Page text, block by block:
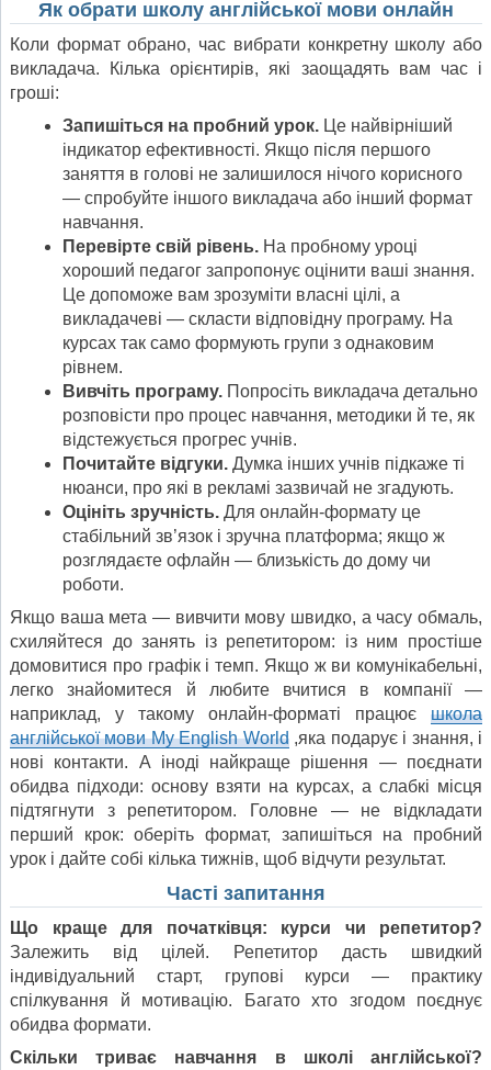
Як обрати школу англійської мови онлайн
Коли формат обрано, час вибрати конкретну школу або
викладача. Кілька орієнтирів, які заощадять вам час і
гроші:
Запишіться на пробний урок. Це найвірніший
індикатор ефективності. Якщо після першого
заняття в голові не залишилося нічого корисного
— спробуйте іншого викладача або інший формат
навчання.
Перевірте свій рівень. На пробному уроці
хороший педагог запропонує оцінити ваші знання.
Це допоможе вам зрозуміти власні цілі, а
викладачеві — скласти відповідну програму. На
курсах так само формують групи з однаковим
рівнем.
Вивчіть програму. Попросіть викладача детально
розповісти про процес навчання, методики й те, як
відстежується прогрес учнів.
Почитайте відгуки. Думка інших учнів підкаже ті
нюанси, про які в рекламі зазвичай не згадують.
Оцініть зручність. Для онлайн-формату це
стабільний зв’язок і зручна платформа; якщо ж
розглядаєте офлайн — близькість до дому чи
роботи.
Якщо ваша мета — вивчити мову швидко, а часу обмаль,
схиляйтеся до занять із репетитором: із ним простіше
домовитися про графік і темп. Якщо ж ви комунікабельні,
легко знайомитеся й любите вчитися в компанії —
наприклад, у такому онлайн-форматі працює школа
англійської мови My English World,яка подарує і знання, і
нові контакти. А іноді найкраще рішення — поєднати
обидва підходи: основу взяти на курсах, а слабкі місця
підтягнути з репетитором. Головне — не відкладати
перший крок: оберіть формат, запишіться на пробний
урок і дайте собі кілька тижнів, щоб відчути результат.
Часті запитання
Що краще для початківця: курси чи репетитор?
Залежить від цілей. Репетитор дасть швидкий
індивідуальний старт, групові курси — практику
спілкування й мотивацію. Багато хто згодом поєднує
обидва формати.
Скільки триває навчання в школі англійської?